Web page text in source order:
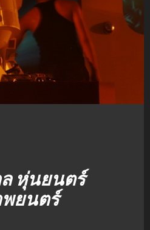
หุ่นยนตร์
พยนตร์